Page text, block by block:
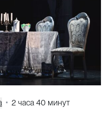
2 часа 40 минут